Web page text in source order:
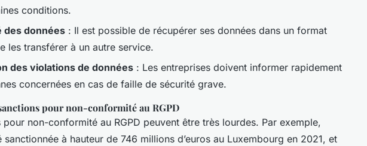
conditions.
des données : Il est possible de récupérer ses données dans un format
les transférer à un autre service.
des violations de données : Les entreprises doivent informer rapidement
concernées en cas de faille de sécurité grave.
pour non-conformité au RGPD
pour non-conformité au RGPD peuvent être très lourdes. Par exemple,
sanctionnée à hauteur de 746 millions d’euros au Luxembourg en 2021, et